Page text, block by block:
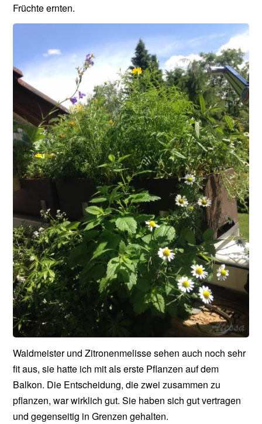
Früchte ernten.
Waldmeister und Zitronenmelisse sehen auch noch sehr
fit aus, sie hatte ich mit als erste Pflanzen auf dem
Balkon. Die Entscheidung, die zwei zusammen zu
pflanzen, war wirklich gut. Sie haben sich gut vertragen
und gegenseitig in Grenzen gehalten.